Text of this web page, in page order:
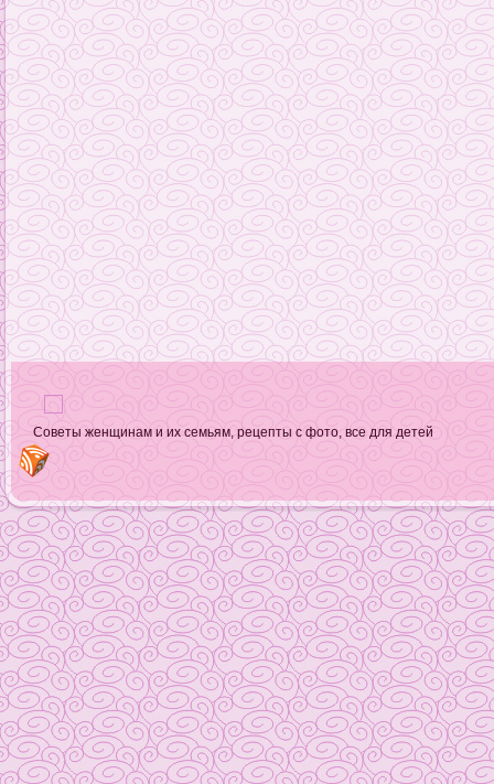
Советы женщинам и их семьям, рецепты с фото, все для детей